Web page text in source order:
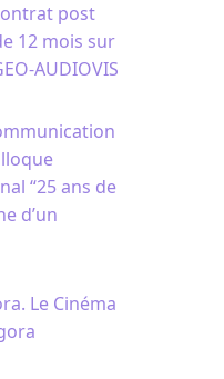
post
12 mois sur
AUDIOVIS
“25 ans de
d’un
Le Cinéma